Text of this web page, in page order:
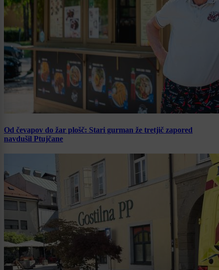
Od čevapov do žar plošč: Stari gurman že tretjič zapored
navdušil Ptujčane